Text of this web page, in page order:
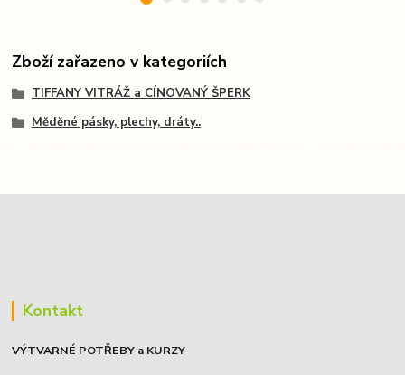
Zboží zařazeno v kategoriích
TIFFANY VITRÁŽ a CÍNOVANÝ ŠPERK
Měděné pásky, plechy, dráty..
Kontakt
VÝTVARNÉ POTŘEBY a KURZY